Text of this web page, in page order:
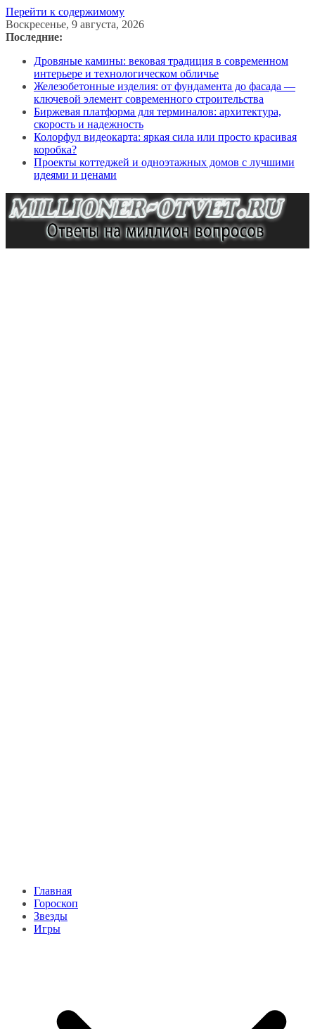
Перейти к содержимому
Воскресенье, 9 августа, 2026
Последние:
Дровяные камины: вековая традиция в современном
интерьере и технологическом обличье
Железобетонные изделия: от фундамента до фасада —
ключевой элемент современного строительства
Биржевая платформа для терминалов: архитектура,
скорость и надежность
Колорфул видеокарта: яркая сила или просто красивая
коробка?
Проекты коттеджей и одноэтажных домов с лучшими
идеями и ценами
Главная
Гороскоп
Звезды
Игры